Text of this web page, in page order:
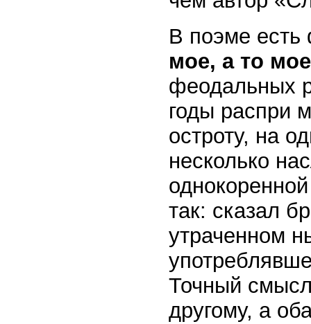
В поэме
мое, а то
феодальных
годы распри
остроту, на
несколько
так: сказал
утраченном
Точный
другому, а